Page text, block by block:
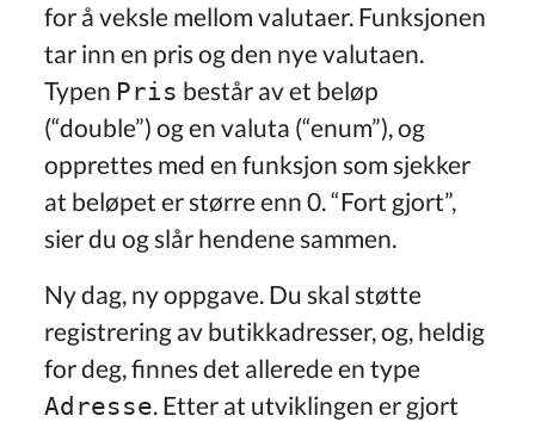
for å veksle mellom valutaer. Funksjonen
tar inn en pris og den nye valutaen.
Typen Pris består av et beløp
(“double”) og en valuta (“enum”), og
opprettes med en funksjon som sjekker
at beløpet er større enn 0. “Fort gjort”,
sier du og slår hendene sammen.
Ny dag, ny oppgave. Du skal støtte
registrering av butikkadresser, og, heldig
for deg, finnes det allerede en type
Adresse. Etter at utviklingen er gjort